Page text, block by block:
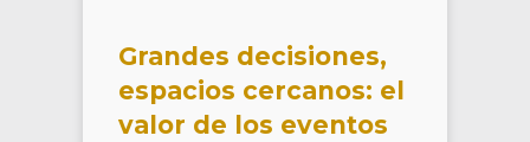
Grandes decisiones,
espacios cercanos: el
valor de los eventos